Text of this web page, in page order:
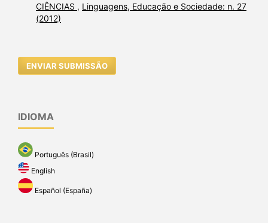
CIÊNCIAS , Linguagens, Educação e Sociedade: n. 27
(2012)
ENVIAR SUBMISSÃO
IDIOMA
Português (Brasil)
English
Español (España)